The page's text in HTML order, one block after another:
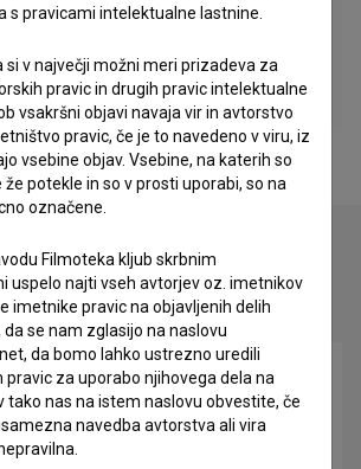
Oglejte si
s pravicami intelektualne lastnine.
si v največji možni meri prizadeva za
pravic in drugih pravic intelektualne
vsakršni objavi navaja vir in avtorstvo
pravic, če je to navedeno v viru, iz
vsebine objav. Vsebine, na katerih so
potekle in so v prosti uporabi, so na
označene.
Filmoteka kljub skrbnim
uspelo najti vseh avtorjev oz. imetnikov
imetnike pravic na objavljenih delih
se nam zglasijo na naslovu
da bomo lahko ustrezno uredili
pravic za uporabo njihovega dela na
tako nas na istem naslovu obvestite, če
navedba avtorstva ali vira